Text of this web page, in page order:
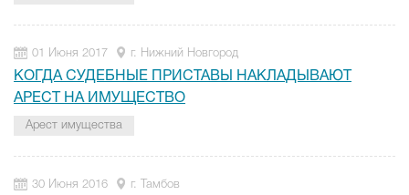
01 Июня 2017 г. Нижний Новгород
КОГДА СУДЕБНЫЕ ПРИСТАВЫ НАКЛАДЫВАЮТ
АРЕСТ НА ИМУЩЕСТВО
Арест имущества
30 Июня 2016 г. Тамбов